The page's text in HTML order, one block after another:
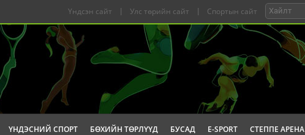
Үндсэн сайт | Улс төрийн сайт | Спортын сайт
ҮНДЭСНИЙ СПОРТ БӨХИЙН ТӨРЛҮҮД БУСАД E-SPORT СТЕППЕ АРЕНА